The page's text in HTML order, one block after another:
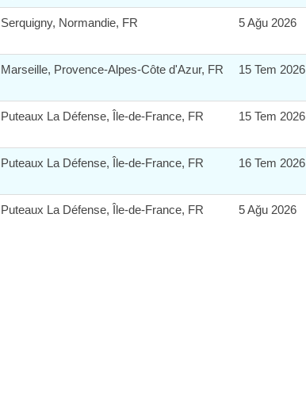
Serquigny, Normandie, FR 5 Ağu 2026
Marseille, Provence-Alpes-Côte d'Azur, FR 15 Tem 2026
Puteaux La Défense, Île-de-France, FR 15 Tem 2026
Puteaux La Défense, Île-de-France, FR 16 Tem 2026
Puteaux La Défense, Île-de-France, FR 5 Ağu 2026